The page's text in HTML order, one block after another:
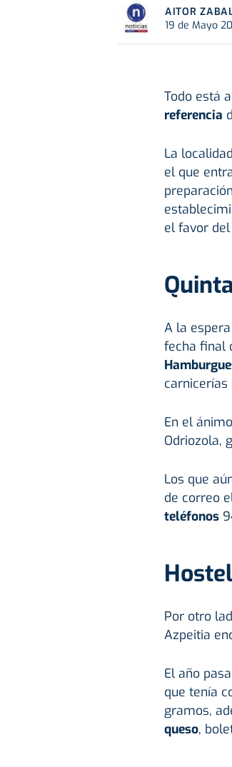
AITOR
19 de Mayo
Todo está
referencia
La
el que
el favor
A la
fecha final
carnicerías
En el
Odriozola,
Los que
de correo
teléfonos
Por otro
Azpeitia
El año
que tenía
gramos,
queso,